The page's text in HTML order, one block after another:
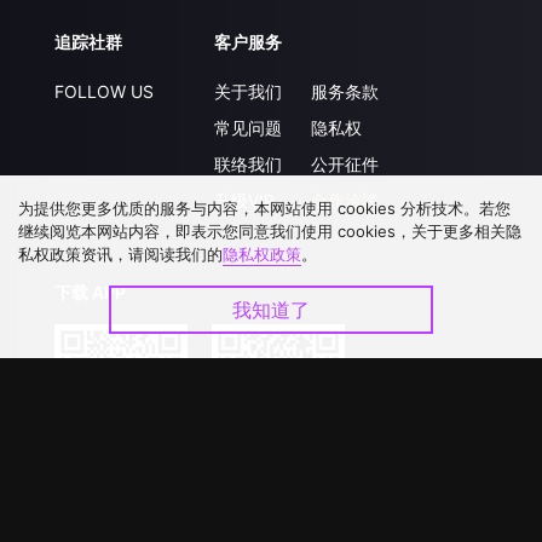
追踪社群
FOLLOW US
客户服务
关于我们
常见问题
联络我们
升级VIP
服务条款
隐私权
公开征件
合作洽談
下载 APP
为提供您更多优质的服务与内容，本网站使用 cookies 分析技术。若您
继续阅览本网站内容，即表示您同意我们使用 cookies，关于更多相关隐
私权政策资讯，请阅读我们的隐私权政策。
我知道了